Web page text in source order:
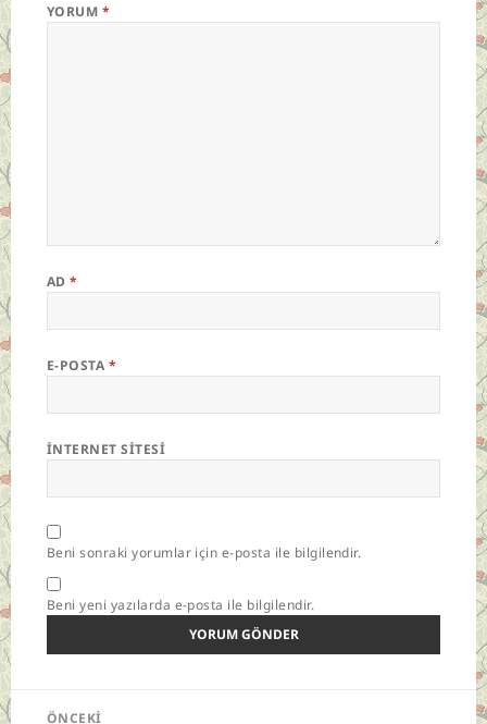
YORUM *
AD*
E-POSTA *
İNTERNET SITESI
Beni sonraki yorumlar için e-posta ile bilgilendir.
Beni yeni yazılarda e-posta ile bilgilendir.
Yazı
ÖNCEKI